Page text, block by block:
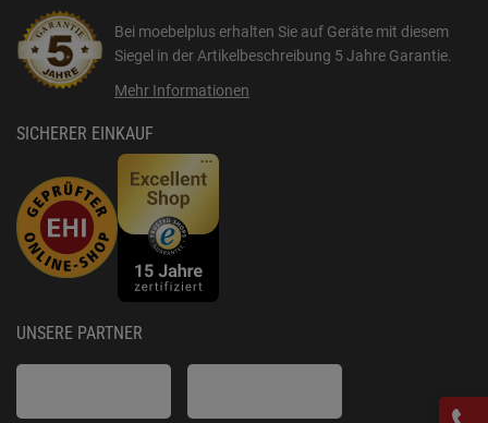
Bei moebelplus erhalten Sie auf Geräte mit diesem
Siegel in der Artikelbeschreibung 5 Jahre Garantie.
Mehr Informationen
SICHERER EINKAUF
UNSERE PARTNER